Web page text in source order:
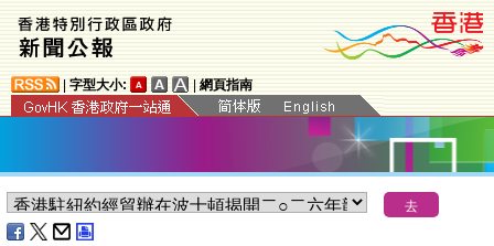
字型大小: 網頁指南